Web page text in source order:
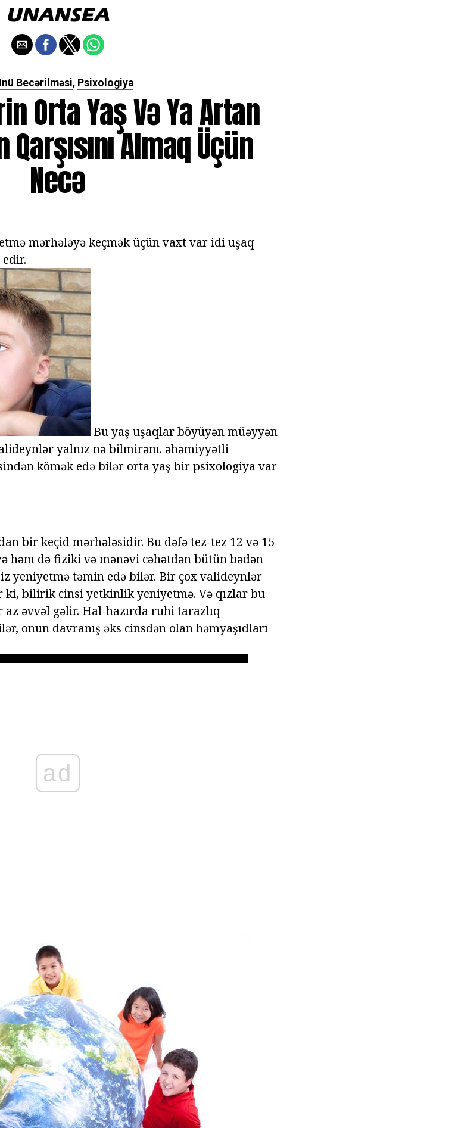
Becərilməsi, Psixologiya
Orta Yaş Və Ya Artan
Almaq Üçün
Necə
mərhələyə keçmək üçün vaxt var idi uşaq
Bu yaş uşaqlar böyüyən müəyyən
yalnız nə bilmirəm. əhəmiyyətli
kömək edə bilər orta yaş bir psixologiya var
bir keçid mərhələsidir. Bu dəfə tez-tez 12 və 15
həm də fiziki və mənəvi cəhətdən bütün bədən
yeniyetmə təmin edə bilər. Bir çox valideynlər
bilirik cinsi yetkinlik yeniyetmə. Və qızlar bu
əvvəl gəlir. Hal-hazırda ruhi tarazlıq
onun davranış əks cinsdən olan həmyaşıdları
ad